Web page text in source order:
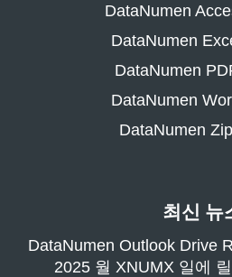
DataNumen
DataNumen
DataNumen
DataNumen
DataNumen
최신 뉴
DataNumen Outlook Drive
2025 월 XNUMX 일에